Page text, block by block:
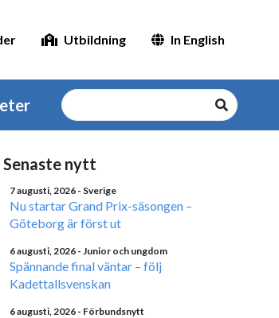
Utbildning In English
Senaste nytt
7 augusti, 2026 - Sverige
Nu startar Grand Prix-säsongen –
Göteborg är först ut
6 augusti, 2026 - Junior och ungdom
Spännande final väntar – följ
Kadettallsvenskan
6 augusti, 2026 - Förbundsnytt